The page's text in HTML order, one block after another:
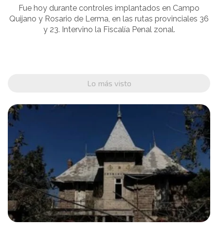
Fue hoy durante controles implantados en Campo
Quijano y Rosario de Lerma, en las rutas provinciales 36
y 23. Intervino la Fiscalía Penal zonal.
Lo más visto